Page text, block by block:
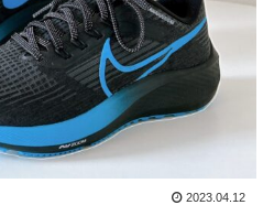
2023.04.12